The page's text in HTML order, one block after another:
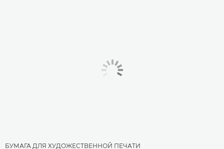
БУМАГА ДЛЯ ХУДОЖЕСТВЕННОЙ ПЕЧАТИ